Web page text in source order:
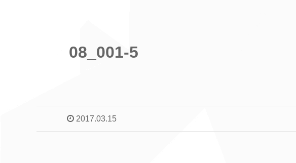
08_001-5
2017.03.15